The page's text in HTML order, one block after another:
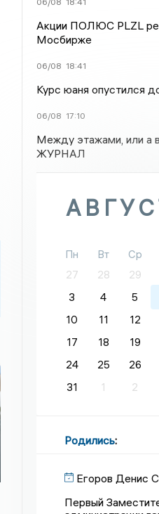
Акции ПОЛЮС PLZL
Мосбирже
06/08 18:41
Курс юаня опустился
06/08 17:10
Между этажами, или а
ЖУРНАЛ
Пн Вт Ср
27
28 29
3
4 5
10
11 12
17
18 19
24
25 26
31
1 2
Родились:
Егоров Денис
Первый